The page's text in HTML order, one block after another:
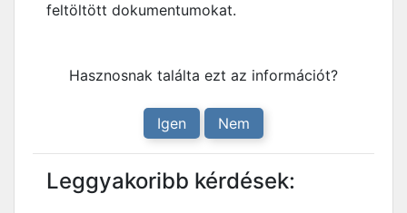
feltöltött dokumentumokat.
Hasznosnak találta ezt az információt?
Igen Nem
Leggyakoribb kérdések: